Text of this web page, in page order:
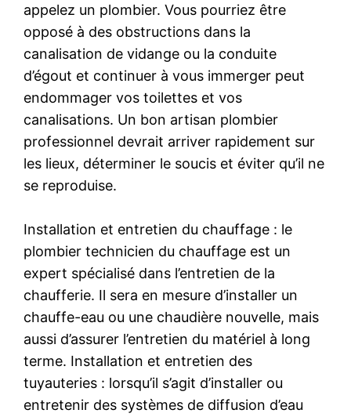
appelez un plombier. Vous pourriez être
opposé à des obstructions dans la
canalisation de vidange ou la conduite
d’égout et continuer à vous immerger peut
endommager vos toilettes et vos
canalisations. Un bon artisan plombier
professionnel devrait arriver rapidement sur
les lieux, déterminer le soucis et éviter qu’il ne
se reproduise.
Installation et entretien du chauffage : le
plombier technicien du chauffage est un
expert spécialisé dans l’entretien de la
chaufferie. Il sera en mesure d’installer un
chauffe-eau ou une chaudière nouvelle, mais
aussi d’assurer l’entretien du matériel à long
terme. Installation et entretien des
tuyauteries : lorsqu’il s’agit d’installer ou
entretenir des systèmes de diffusion d’eau